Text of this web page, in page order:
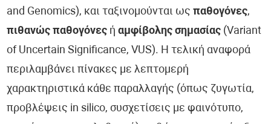
and Genomics), και ταξινομούνται ωςπαθογόνες,
πιθανώς παθογόνες ήαμφίβολης σημασίας (Variant
of Uncertain Significance, VUS). Η τελική αναφορά
περιλαμβάνει πίνακες με λεπτομερή
χαρακτηριστικά κάθε παραλλαγής (όπως ζυγωτία,
προβλέψεις in silico, συσχετίσεις με φαινότυπο,